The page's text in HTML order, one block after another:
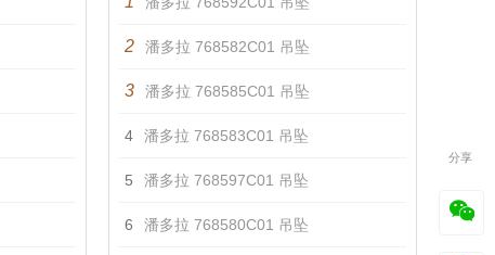
2 潘多拉 768582C01 吊坠
3 潘多拉 768585C01 吊坠
4 潘多拉 768583C01 吊坠
5 潘多拉 768597C01 吊坠
6 潘多拉 768580C01 吊坠
分享